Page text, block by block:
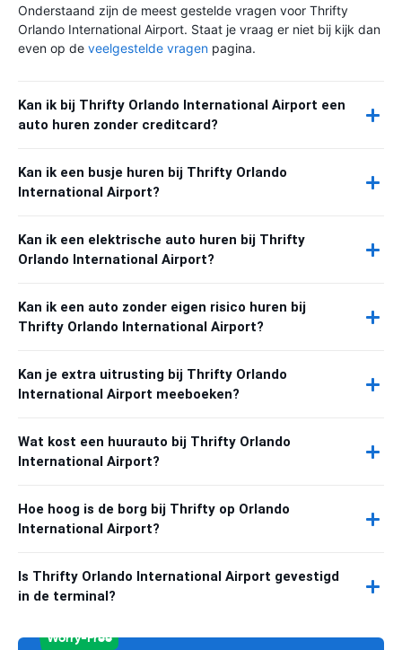
Onderstaand zijn de meest gestelde vragen voor Thrifty
Orlando International Airport. Staat je vraag er niet bij kijk dan
even op de veelgestelde vragen pagina.
Kan ik bij Thrifty Orlando International Airport een
auto huren zonder creditcard?
Kan ik een busje huren bij Thrifty Orlando
International Airport?
Kan ik een elektrische auto huren bij Thrifty
Orlando International Airport?
Kan ik een auto zonder eigen risico huren bij
Thrifty Orlando International Airport?
Kan je extra uitrusting bij Thrifty Orlando
International Airport meeboeken?
Wat kost een huurauto bij Thrifty Orlando
International Airport?
Hoe hoog is de borg bij Thrifty op Orlando
International Airport?
Is Thrifty Orlando International Airport gevestigd
in de terminal?
Worry-Free